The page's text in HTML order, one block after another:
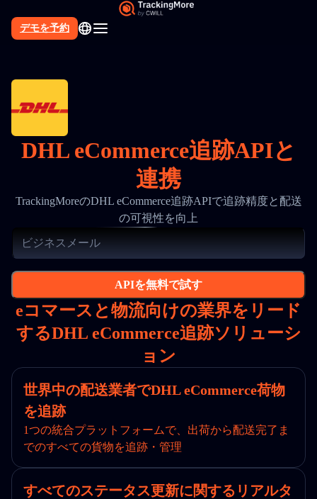
デモを予約
DHL eCommerce追跡APIと
連携
TrackingMoreのDHL eCommerce追跡APIで追跡精度と配送
の可視性を向上
APIを無料で試す
eコマースと物流向けの業界をリード
するDHL eCommerce追跡ソリューシ
ョン
世界中の配送業者でDHL eCommerce荷物
を追跡
1つの統合プラットフォームで、出荷から配送完了ま
でのすべての貨物を追跡・管理
すべてのステータス更新に関するリアルタ